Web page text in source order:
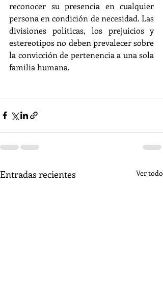
reconocer su presencia en cualquier
persona en condición de necesidad. Las
divisiones políticas, los prejuicios y
estereotipos no deben prevalecer sobre
la convicción de pertenencia a una sola
familia humana.
Entradas recientes Ver todo